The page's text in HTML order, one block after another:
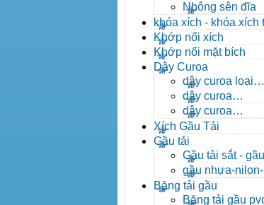
Nhông sên đĩa
khóa xích - khóa xích
- khóa xích công
Khớp nối xích
Khớp nối mặt bích
Dây Curoa
dây curoa loại
A,B,C,D,E
dây curoa
dây curoa
Xích Gầu Tải
Gầu tải
Gầu tải sắt - gầu
inox
gầu nhựa-nilon-
HDPE
Băng tải gầu
Băng tải gầu